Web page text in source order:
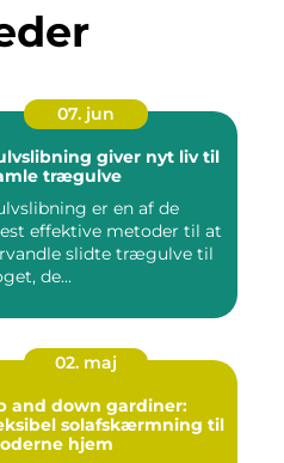
07. jun
giver nyt liv til
trægulve
er en af de
effektive metoder til at
slidte trægulve til
de...
02. maj
and down gardiner:
solafskærmning til
hjem